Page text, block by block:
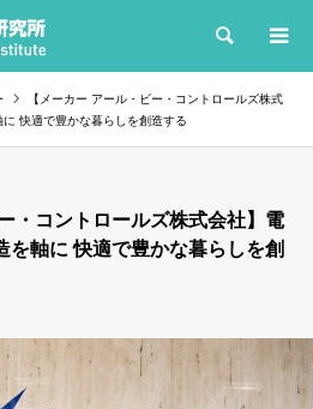
検索
【メーカー アール・ビー・コントロールズ株式
快適で豊かな暮らしを創造する
・コントロールズ株式会社】電
を軸に 快適で豊かな暮らしを創